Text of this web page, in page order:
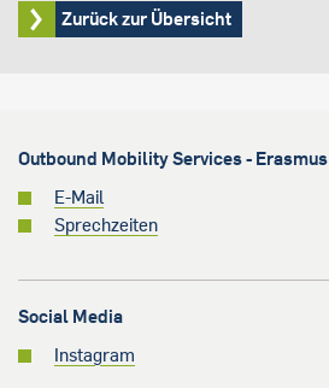
Zurück zur Übersicht
Outbound Mobility Services - Erasmus
E-Mail
Sprechzeiten
Social Media
Instagram